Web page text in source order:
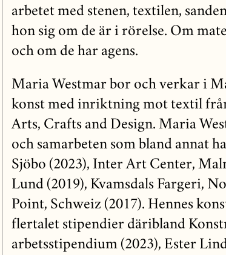
arbetet med stenen, textilen,
hon sig om de är i rörelse. Om
och om de har agens.
Maria Westmar bor och verkar i
konst med inriktning mot textil
Arts, Crafts and Design. Maria
och samarbeten som bland annat
Sjöbo (2023), Inter Art Center,
Lund (2019), Kvamsdals Fargeri,
Point, Schweiz (2017). Hennes
flertalet stipendier däribland
arbetsstipendium (2023), Ester